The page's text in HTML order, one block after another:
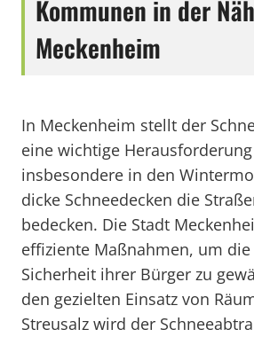
Kommunen in der
Meckenheim
In Meckenheim stellt der
eine wichtige
insbesondere in den
dicke Schneedecken die
bedecken. Die Stadt
effiziente Maßnahmen, um
Sicherheit ihrer Bürger zu
den gezielten Einsatz von
Streusalz wird der